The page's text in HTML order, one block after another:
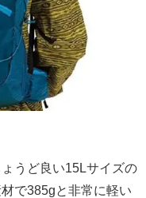
うど良い15Lサイズの
で385gと非常に軽い